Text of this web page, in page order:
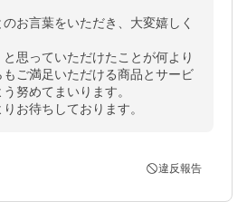
お言葉をいただき、大変嬉しく
と思っていただけたことが何より
ご満足いただける商品とサービ
努めてまいります。
お待ちしております。
違反報告